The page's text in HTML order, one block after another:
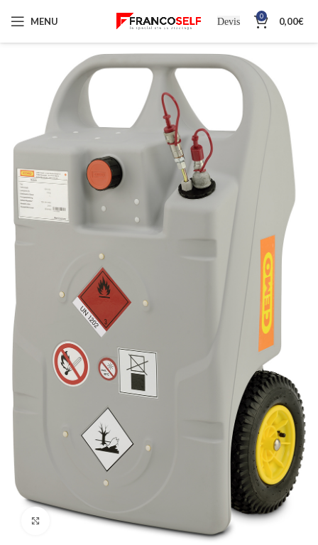
MENU Devis 0 0,00€
Cliquez pour agrandir